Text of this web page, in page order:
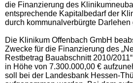
die Finanzierung des
entsprechende Kapitalbedarf der
durch kommunalverbürgte Darlehen
Die Klinikum Offenbach GmbH
Zwecke für die Finanzierung des
Restbetrag Bauabschnitt 2010/
in Höhe von 7.300.000,00 €
soll bei der Landesbank Hessen-